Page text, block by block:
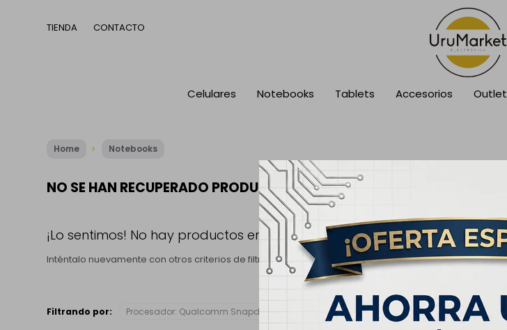
Celulares Notebooks Tablets Accesorios Outlet
TIENDA CONTACTO
Home Notebooks
NO SE HAN RECUPERADO PRODUCTOS
¡Lo sentimos! No hay productos en esta sección.
Inténtalo nuevamente con otros criterios de filtrado o busca en otras secciones de nuestro catálogo.
Filtrando por: Procesador: Qualcomm Snapdragon X